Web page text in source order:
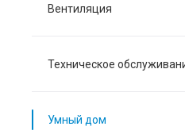
Вентиляция
Техническое
Умный дом